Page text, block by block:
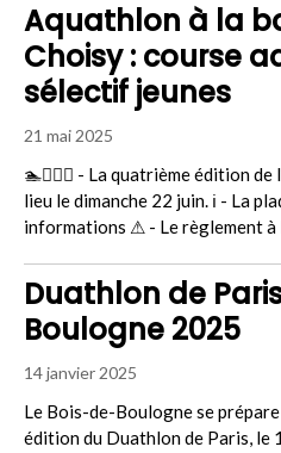
Aquathlon à la
Choisy : course
sélectif jeunes
21 mai 2025
🏊🏃🏻‍♀ - La quatrième édition
lieu le dimanche 22 juin. ℹ - La
informations ⚠ - Le règlement à
Duathlon de
Boulogne 2025
14 janvier 2025
Le Bois-de-Boulogne se
édition du Duathlon de Paris, le